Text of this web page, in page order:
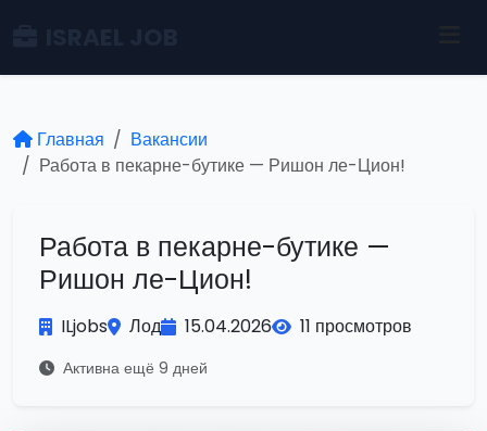
Главная
Вакансии
Работа в пекарне-бутике — Ришон ле-Цион!
Работа в пекарне-бутике —
Ришон ле-Цион!
ILjobs Лод 15.04.2026 11 просмотров
Активна ещё 9 дней